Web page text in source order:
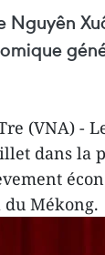
Nguyên
(VNA) -
dans la
du Mékong.